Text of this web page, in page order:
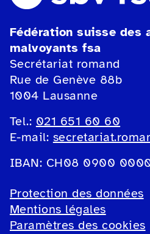
Fédération suisse des
malvoyants fsa
Secrétariat romand
Rue de Genève 88b
1004 Lausanne
Tel.: 021 651 60 60
E-mail:
IBAN: CH08 0900
Protection des données
Mentions légales
Paramètres des cookies